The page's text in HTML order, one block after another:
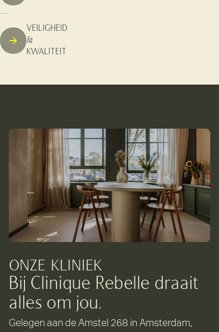
VEILIGHEID
&
KWALITEIT
ONZE KLINIEK
Bij Clinique Rebelle draait
alles om jou.
Gelegen aan de Amstel 268 in Amsterdam,